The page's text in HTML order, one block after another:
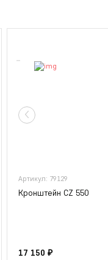
Артикул: 79129
Кронштейн CZ 550
17 150 ₽